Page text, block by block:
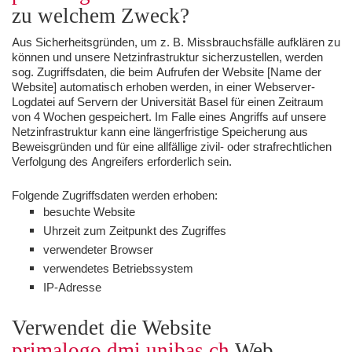
zu welchem Zweck?
Aus Sicherheitsgründen, um z. B. Missbrauchsfälle aufklären zu
können und unsere Netzinfrastruktur sicherzustellen, werden
sog. Zugriffsdaten, die beim Aufrufen der Website [Name der
Website] automatisch erhoben werden, in einer Webserver-
Logdatei auf Servern der Universität Basel für einen Zeitraum
von 4 Wochen gespeichert. Im Falle eines Angriffs auf unsere
Netzinfrastruktur kann eine längerfristige Speicherung aus
Beweisgründen und für eine allfällige zivil- oder strafrechtlichen
Verfolgung des Angreifers erforderlich sein.
Folgende Zugriffsdaten werden erhoben:
besuchte Website
Uhrzeit zum Zeitpunkt des Zugriffes
verwendeter Browser
verwendetes Betriebssystem
IP-Adresse
Verwendet die Website